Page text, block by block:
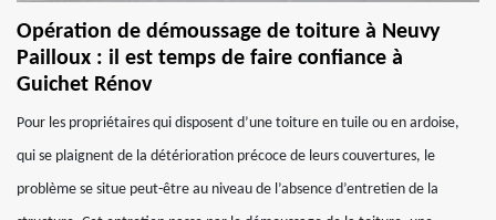
Opération de démoussage de toiture à Neuvy
Pailloux : il est temps de faire confiance à
Guichet Rénov
Pour les propriétaires qui disposent d’une toiture en tuile ou en ardoise,
qui se plaignent de la détérioration précoce de leurs couvertures, le
problème se situe peut-être au niveau de l’absence d’entretien de la